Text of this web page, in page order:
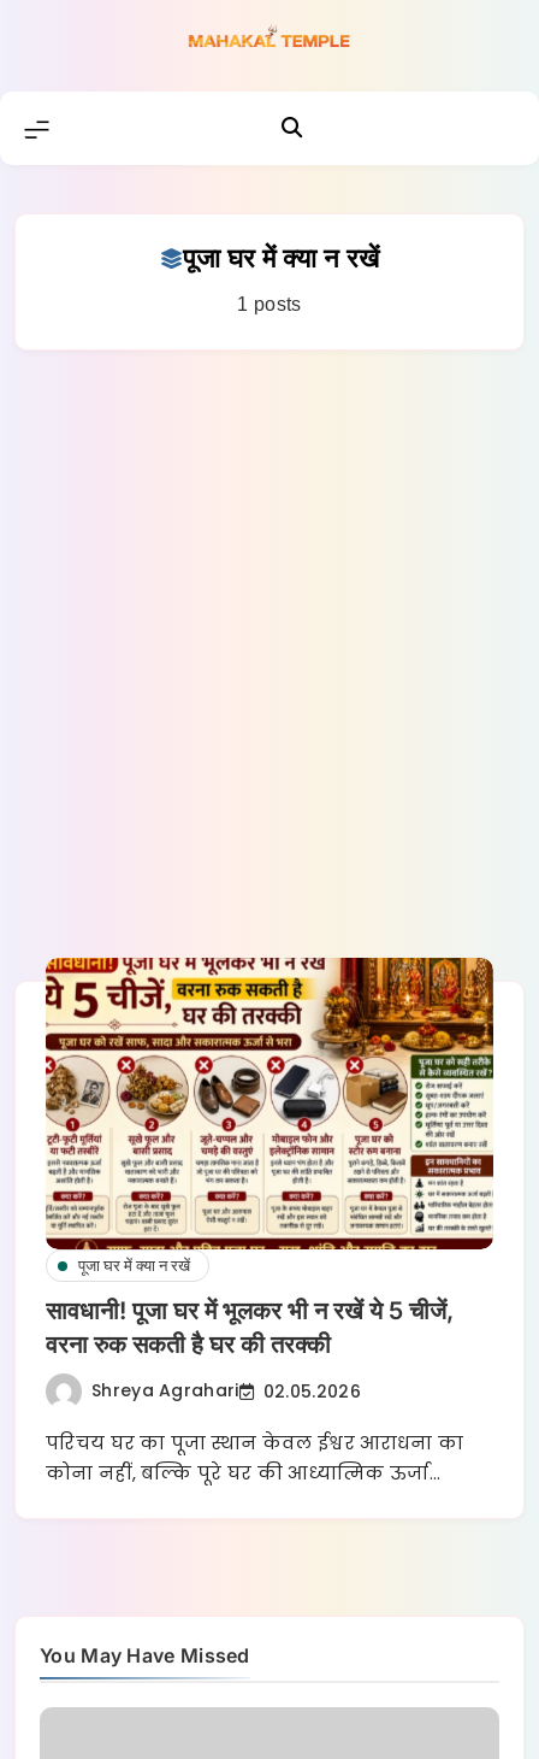
पूजा घर में क्या न रखें
1 posts
पूजा घर में क्या न रखें
सावधानी! पूजा घर में भूलकर भी न रखें ये 5 चीजें,
वरना रुक सकती है घर की तरक्की
Shreya Agrahari 02.05.2026
परिचय घर का पूजा स्थान केवल ईश्वर आराधना का
कोना नहीं, बल्कि पूरे घर की आध्यात्मिक ऊर्जा…
You May Have Missed